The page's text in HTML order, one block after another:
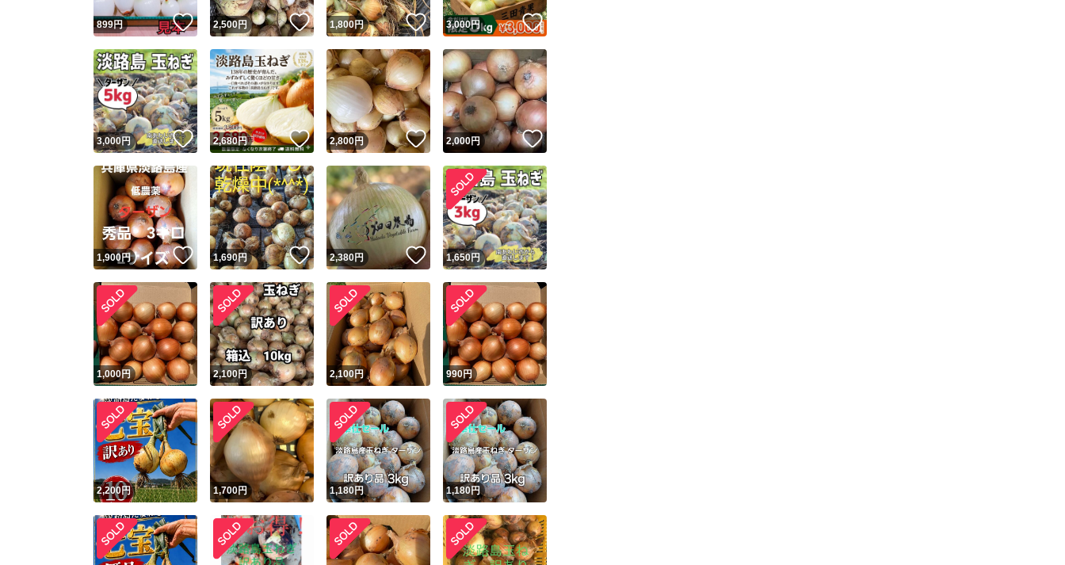
899円 いいね！
2,500円 いいね！
1,800円 いいね！
3,000円 いいね！
3,000円 いいね！
2,680円 いいね！
2,800円 いいね！
2,000円 いいね！
1,900円 いいね！
1,690円 いいね！
2,380円 いいね！
1,650円
1,000円 2,100円 2,100円 990円
2,200円 1,700円 1,180円 1,180円